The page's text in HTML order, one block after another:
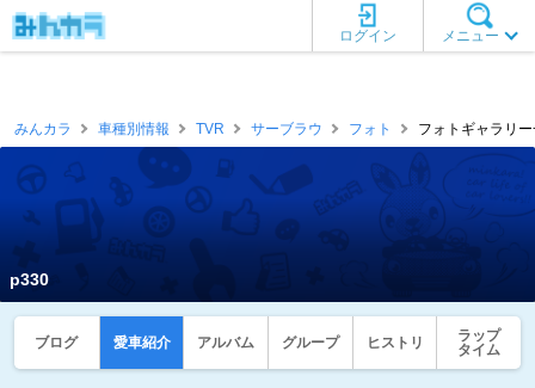
メニュー
ログイン
みんカラ 車種別情報 TVR サーブラウ フォト フォトギャラリ
p330
ブログ 愛車紹介 アルバム グループ ヒストリ
ラップ
タイム